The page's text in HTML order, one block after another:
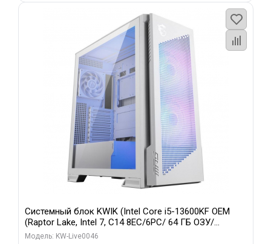
Системный блок KWIK (Intel Core i5-13600KF OEM
(Raptor Lake, Intel 7, C14 8EC/6PC/ 64 ГБ ОЗУ/
Gigabyte RTX5060Ti GAMING OC 8GB GDDR7 128bit
Модель: KW-Live0046